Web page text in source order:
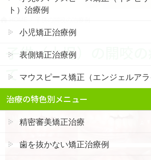
子供（小児）の開咬の
て
ト）治療例
小児矯正治療例
表側矯正治療例
マウスピース矯正（エンジェルア
治療の特色別メニュー
精密審美矯正治療
歯を抜かない矯正治療例